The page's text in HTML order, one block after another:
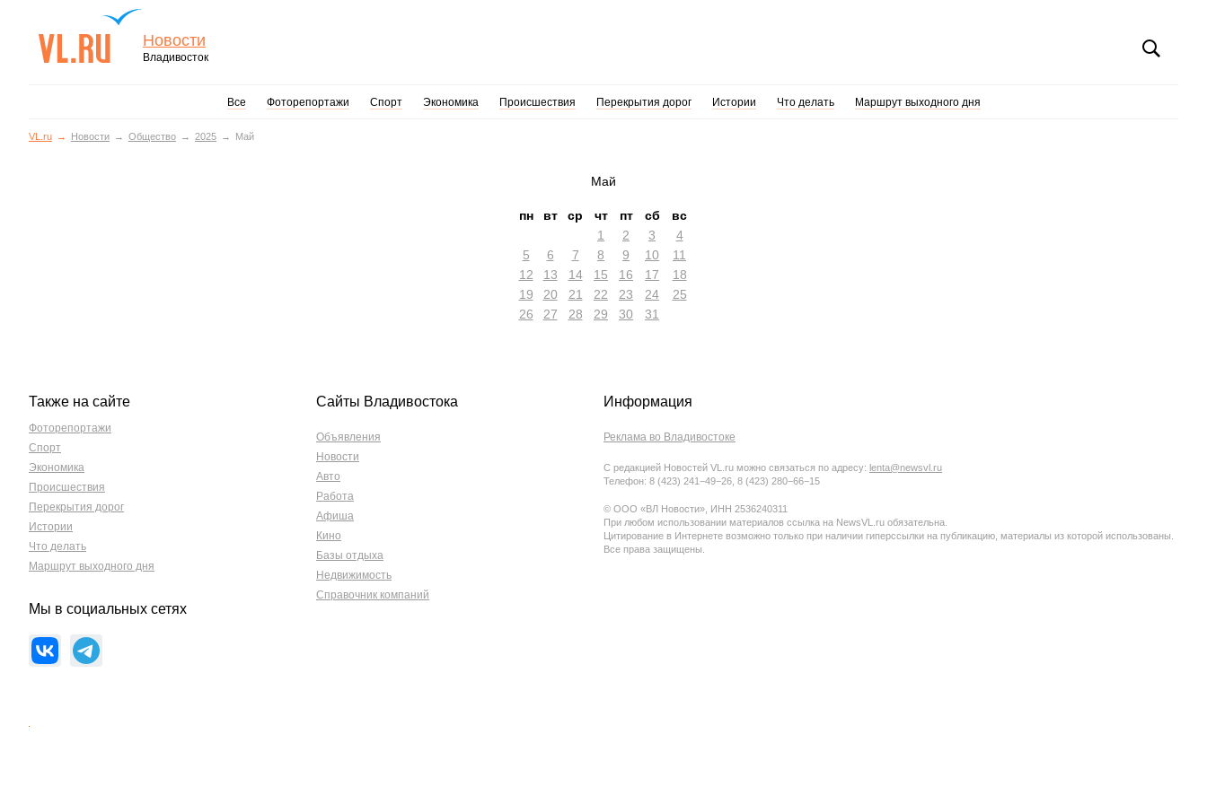
Новости
Владивосток
Все Фоторепортажи Спорт Экономика Происшествия Перекрытия дорог Истории Что делать Маршрут выходного дня
VL.ru Новости Общество 2025 Май
Май
пн вт ср чт пт сб
вс
1
2 3
4
5
6 7 8 9 10
11
12
13 14 15 16 17
18
19
20 21 22 23 24
25
26
27 28 29 30 31
Также на сайте
Фоторепортажи
Спорт
Экономика
Происшествия
Перекрытия дорог
Истории
Что делать
Маршрут выходного дня
Мы в социальных сетях
Сайты Владивостока
Объявления
Новости
Авто
Работа
Афиша
Кино
Базы отдыха
Недвижимость
Справочник компаний
Информация
Реклама во Владивостоке
С редакцией Новостей VL.ru можно связаться по адресу: lenta@newsvl.ru
Телефон: 8 (423) 241−49−26, 8 (423) 280−66−15
© ООО «ВЛ Новости», ИНН 2536240311
При любом использовании материалов ссылка на NewsVL.ru обязательна.
Цитирование в Интернете возможно только при наличии гиперссылки на публикацию, материалы из которой использованы.
Все права защищены.